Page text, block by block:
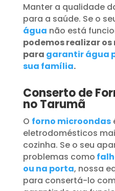
Manter a qualidade
para a saúde. Se o
água não está
podemos realizar
para garantir água
sua família.
Conserto de
no Tarumã
O forno microondas
eletrodomésticos
cozinha. Se o seu
problemas como
ou na porta, nossa
para consertá-lo